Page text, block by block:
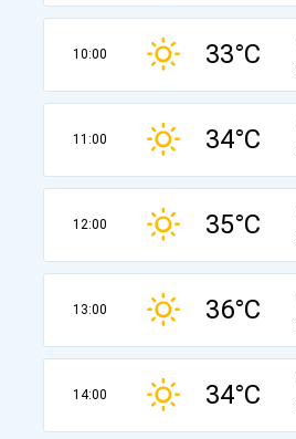
10:00 33°C
11:00 34°C
12:00 35°C
13:00 36°C
14:00 34°C